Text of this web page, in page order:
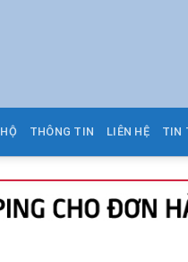
THÔNG TIN LIÊN HỆ TIN